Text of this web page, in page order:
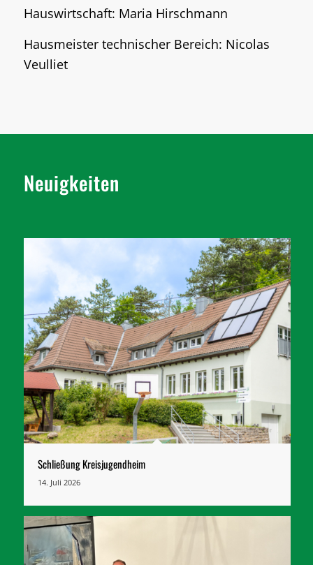
Hauswirtschaft: Maria Hirschmann
Hausmeister technischer Bereich: Nicolas
Veulliet
Neuigkeiten
Schließung Kreisjugendheim
14. Juli 2026